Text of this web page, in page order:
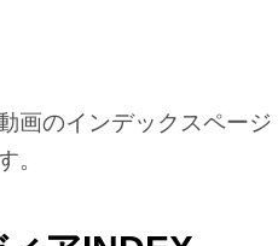
画のインデックスページ
。